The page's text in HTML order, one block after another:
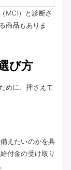
MCI）と診断さ
商品もありま
び方
めに、押さえて
えたいのかを具
付金の受け取り